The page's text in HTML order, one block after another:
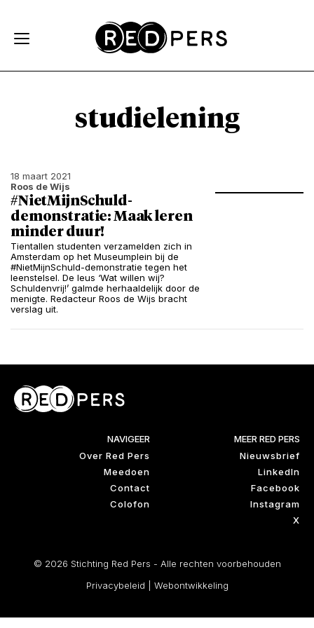
studielening
18 maart 2021
Roos de Wijs
#NietMijnSchuld-
demonstratie: Maak leren
minder duur!
Tientallen studenten verzamelden zich in
Amsterdam op het Museumplein bij de
#NietMijnSchuld-demonstratie tegen het
leenstelsel. De leus ‘Wat willen wij?
Schuldenvrij!’ galmde herhaaldelijk door de
menigte. Redacteur Roos de Wijs bracht
verslag uit.
NAVIGEER
Over Red Pers
Meedoen
Contact
Colofon
MEER RED PERS
Nieuwsbrief
LinkedIn
Facebook
Instagram
X
© 2026 Stichting Red Pers - Alle rechten voorbehouden
Privacybeleid
Webontwikkeling